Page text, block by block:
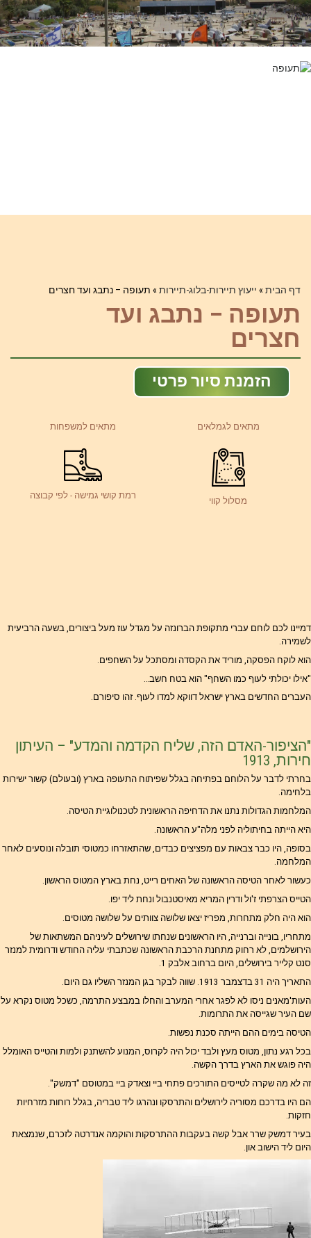
דף הבית » ייעוץ תיירות-בלוג-תיירות » תעופה – נתבג ועד חצרים
תעופה – נתבג ועד
חצרים
הזמנת סיור פרטי
מתאים לגמלאים מתאים למשפחות
מסלול קווי
רמת קושי גמישה - לפי קבוצה
דמיינו לכם לוחם עברי מתקופת הברונזה על מגדל עוז מעל ביצורים, בשעה הרביעית
לשמירה.
הוא לוקח הפסקה, מוריד את הקסדה ומסתכל על השחפים.
"אילו יכולתי לעוף כמו השחף" הוא בטח חשב…
העברים החדשים בארץ ישראל דווקא למדו לעוף. זהו סיפורם.
"הציפור-האדם הזה, שליח הקדמה והמדע" – העיתון
חירות, 1913
בחרתי לדבר על הלוחם בפתיחה בגלל שפיתוח התעופה בארץ (ובעולם) קשור ישירות
בלחימה.
המלחמות הגדולות נתנו את הדחיפה הראשונית לטכנולוגיית הטיסה.
היא הייתה בחיתוליה לפני מלה"ע הראשונה.
בסופה, היו כבר צבאות עם מפציצים כבדים, שהתאזרחו כמטוסי תובלה ונוסעים לאחר
המלחמה.
כעשור לאחר הטיסה הראשונה של האחים רייט, נחת בארץ המטוס הראשון.
הטייס הצרפתי ז'ול ודרין המריא מאיסטנבול ונחת ליד יפו.
הוא היה חלק מתחרות, מפריז יצאו שלושה צוותים על שלושה מטוסים.
מתחריו, בונייה וברנייה, היו הראשונים שנחתו שירושלים לעיניהם המשתאות של
הירושלמים, לא רחוק מתחנת הרכבת הראשונה שכתבתי עליה החודש ודרומית למנזר
סנט קלייר בירושלים, היום ברחוב אלבק 1.
התאריך היה 31 בדצמבר 1913. שווה לבקר בגן המנזר השליו גם היום.
העות'מאנים ניסו לא לפגר אחרי המערב והחלו במבצע התרמה, כשכל מטוס נקרא על
שם העיר שגייסה את התרומות.
הטיסה בימים ההם הייתה סכנת נפשות.
בכל רגע נתון, מטוס מעץ ולבד יכול היה לקרוס, המנוע להשתנק ולמות והטייס האומלל
היה פוגש את הארץ בדרך הקשה.
זה לא מה שקרה לטייסים התורכים פתחי ביי וצאדק ביי במטוסם "דמשק".
הם היו בדרכם מסוריה לירושלים והתרסקו ונהרגו ליד טבריה, בגלל רוחות מזרחיות
חזקות.
בעיר דמשק שרר אבל קשה בעקבות ההתרסקות והוקמה אנדרטה לזכרם, שנמצאת
היום ליד הישוב און.